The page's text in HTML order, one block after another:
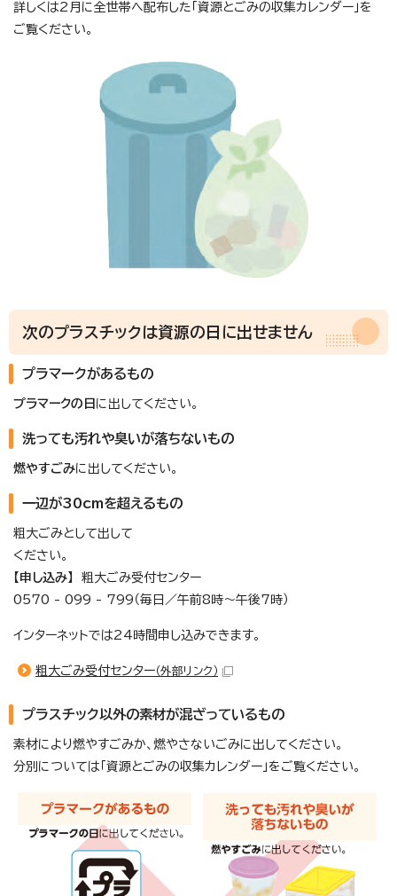
詳しくは2月に全世帯へ配布した「資源とごみの収集カレンダー」を
ご覧ください。
次のプラスチックは資源の日に出せません
プラマークがあるもの
プラマークの日 に出してください。
洗っても汚れや臭いが落ちないもの
燃やすごみに出してください。
一辺が30cmを超えるもの
粗大ごみとして出して
ください。
【申し込み】
粗大ごみ受付センター
0570 - 099 - 799（毎日／午前8時～午後7時）
インターネットでは24時間申し込みできます。
粗大ごみ受付センター（外部リンク）
プラスチック以外の素材が混ざっているもの
素材により燃やすごみか、燃やさないごみに出してください。
分別については「資源とごみの収集カレンダー」をご覧ください。